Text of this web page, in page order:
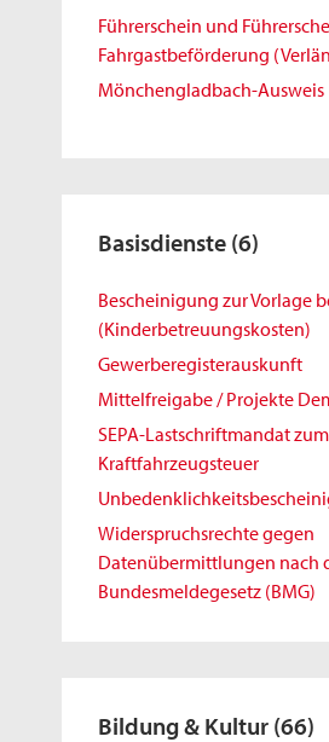
Führerschein und
Fahrgastbeförderung
Mönchengladbach-Ausweis
Basisdienste (6)
Bescheinigung zur Vorlage
(Kinderbetreuungskosten)
Gewerberegisterauskunft
Mittelfreigabe / Projekte
SEPA-Lastschriftmandat
Kraftfahrzeugsteuer
Widerspruchsrechte gegen
Datenübermittlungen nach
Bundesmeldegesetz (BMG)
Bildung & Kultur (66)